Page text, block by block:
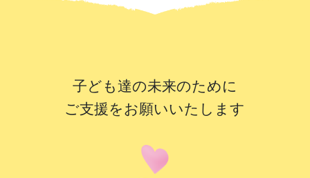
子ども達の未来のために
ご支援をお願いいたします